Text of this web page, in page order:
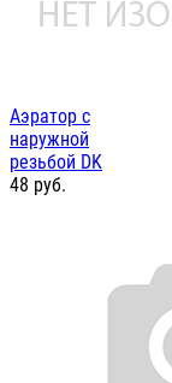
Аэратор с
наружной
резьбой DK
48 руб.